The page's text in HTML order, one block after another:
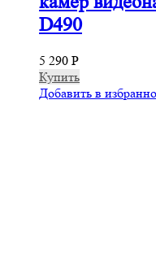
D490
5 290 Р
Купить
Добавить в